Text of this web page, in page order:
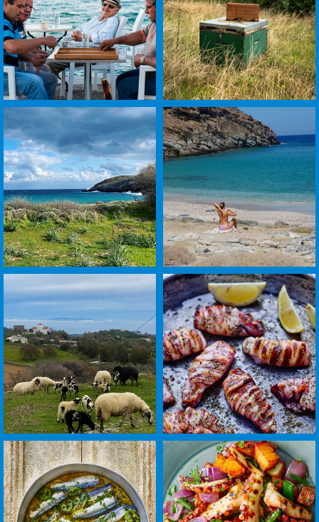
+ +
לפתיחת
בגדול
-
+
לפתיחת
התמונה
בגדול
-
+
לפתיחת
התמונה
בגדול
-
+
לפתיחת
התמונה
בגדול
-
+
לפתיחת
התמונה
בגדול
-
+
לפתיחת
התמונה
בגדול
-
+